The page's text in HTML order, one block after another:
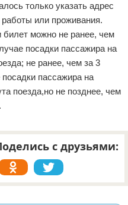
только указать адрес
или проживания.
можно не ранее, чем
посадки пассажира на
не ранее, чем за 3
пассажира на
поезда,но не позднее, чем
с друзьями: